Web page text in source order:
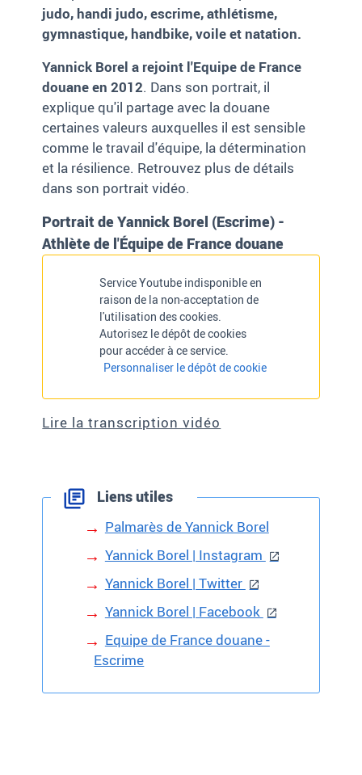
judo, handi judo, escrime, athlétisme,
gymnastique, handbike, voile et natation.
Yannick Borel a rejoint l'Equipe de France
douane en 2012. Dans son portrait, il
explique qu'il partage avec la douane
certaines valeurs auxquelles il est sensible
comme le travail d'équipe, la détermination
et la résilience. Retrouvez plus de détails
dans son portrait vidéo.
Portrait de Yannick Borel (Escrime) -
Athlète de l'Équipe de France douane
Service Youtube indisponible en
raison de la non-acceptation de
l'utilisation des cookies.
Autorisez le dépôt de cookies
pour accéder à ce service.
Personnaliser le dépôt de cookie
Lire la transcription vidéo
Liens utiles
Palmarès de Yannick Borel
Yannick Borel | Instagram
Yannick Borel | Twitter
Yannick Borel | Facebook
Equipe de France douane -
Escrime